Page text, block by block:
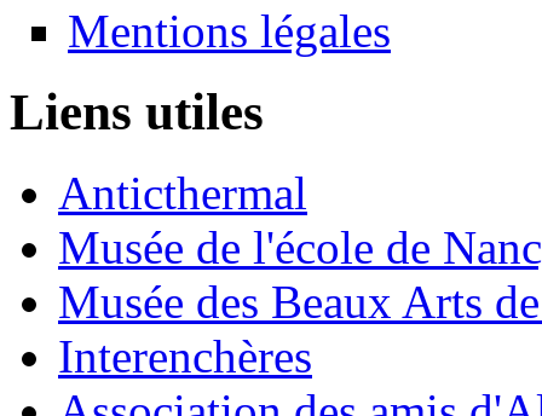
Mentions légales
Liens utiles
Anticthermal
Musée de l'école de
Musée des Beaux Arts
Interenchères